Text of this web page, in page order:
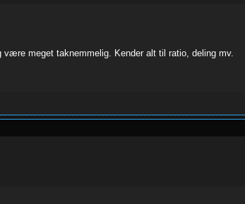
meget taknemmelig. Kender alt til ratio, deling mv.